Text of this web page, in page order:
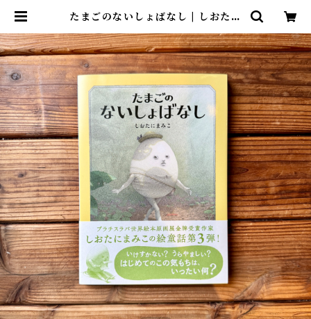
たまごのないしょばなし | しおたに
トンガ坂文庫